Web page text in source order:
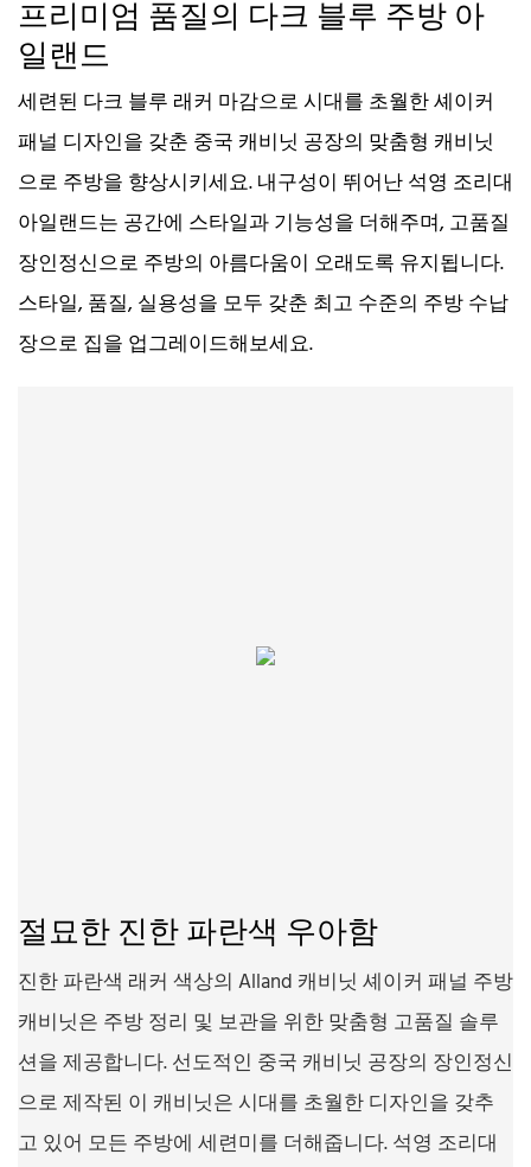
프리미엄 품질의 다크 블루 주방 아
일랜드
세련된 다크 블루 래커 마감으로 시대를 초월한 셰이커
패널 디자인을 갖춘 중국 캐비닛 공장의 맞춤형 캐비닛
으로 주방을 향상시키세요. 내구성이 뛰어난 석영 조리대
아일랜드는 공간에 스타일과 기능성을 더해주며, 고품질
장인정신으로 주방의 아름다움이 오래도록 유지됩니다.
스타일, 품질, 실용성을 모두 갖춘 최고 수준의 주방 수납
장으로 집을 업그레이드해보세요.
절묘한 진한 파란색 우아함
진한 파란색 래커 색상의 Alland 캐비닛 셰이커 패널 주방
캐비닛은 주방 정리 및 보관을 위한 맞춤형 고품질 솔루
션을 제공합니다. 선도적인 중국 캐비닛 공장의 장인정신
으로 제작된 이 캐비닛은 시대를 초월한 디자인을 갖추
고 있어 모든 주방에 세련미를 더해줍니다. 석영 조리대